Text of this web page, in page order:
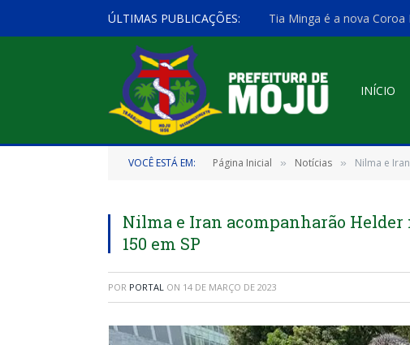
ÚLTIMAS PUBLICAÇÕES: Tia Minga é a nova Coroa
INÍCIO
VOCÊ ESTÁ EM: Página Inicial » Notícias » Nilma e
Nilma e Iran acompanharão Helder
150 em SP
POR PORTAL ON 14 DE MARÇO DE 2023